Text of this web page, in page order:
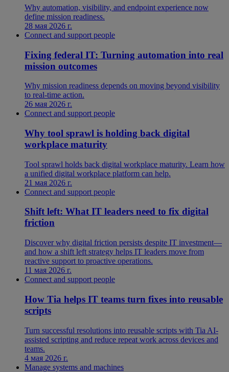
Why automation, visibility, and endpoint experience now
define mission readiness.
28 мая 2026 г.
Connect and support people
Fixing federal IT: Turning automation into real
mission outcomes
Why mission readiness depends on moving beyond visibility
to real-time action.
26 мая 2026 г.
Connect and support people
Why tool sprawl is holding back digital
workplace maturity
Tool sprawl holds back digital workplace maturity. Learn how
a unified digital workplace platform can help.
21 мая 2026 г.
Connect and support people
Shift left: What IT leaders need to fix digital
friction
Discover why digital friction persists despite IT investment—
and how a shift left strategy helps IT leaders move from
reactive support to proactive operations.
11 мая 2026 г.
Connect and support people
How Tia helps IT teams turn fixes into reusable
scripts
Turn successful resolutions into reusable scripts with Tia AI-
assisted scripting and reduce repeat work across devices and
teams.
4 мая 2026 г.
Manage systems and machines